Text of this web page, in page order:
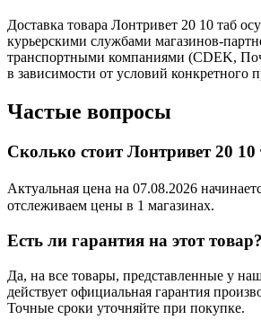
Доставка товара Лонтривет 20 10 таб
курьерскими службами магазинов-
транспортными компаниями (CDEK,
в зависимости от условий конкретного
Частые вопросы
Сколько стоит Лонтривет 20 10
Актуальная цена на 07.08.2026
отслеживаем цены в 1 магазинах.
Есть ли гарантия на этот товар?
Да, на все товары, представленные у
действует официальная гарантия
Точные сроки уточняйте при покупке.